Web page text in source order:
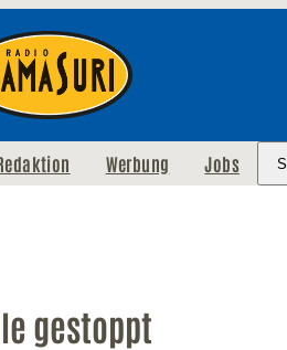
Werbung Jobs
gestoppt